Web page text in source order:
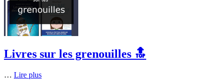
Livres sur les grenouilles 🔝
… Lire plus